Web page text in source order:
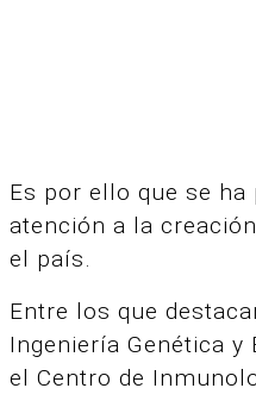
Es por ello que se ha
atención a la
el país.
Entre los que
Ingeniería Genética y
el Centro de